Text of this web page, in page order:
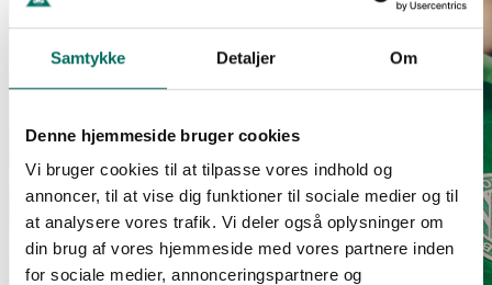
Samtykke Detaljer Om
Denne hjemmeside bruger cookies
Vi bruger cookies til at tilpasse vores indhold og
annoncer, til at vise dig funktioner til sociale medier og til
at analysere vores trafik. Vi deler også oplysninger om
din brug af vores hjemmeside med vores partnere inden
for sociale medier, annonceringspartnere og